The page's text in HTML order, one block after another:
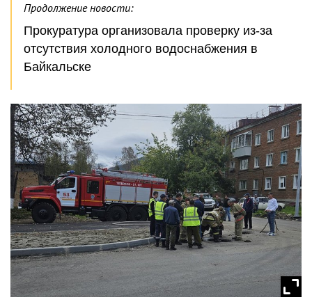
Продолжение новости:
Прокуратура организовала проверку из-за
отсутствия холодного водоснабжения в
Байкальске